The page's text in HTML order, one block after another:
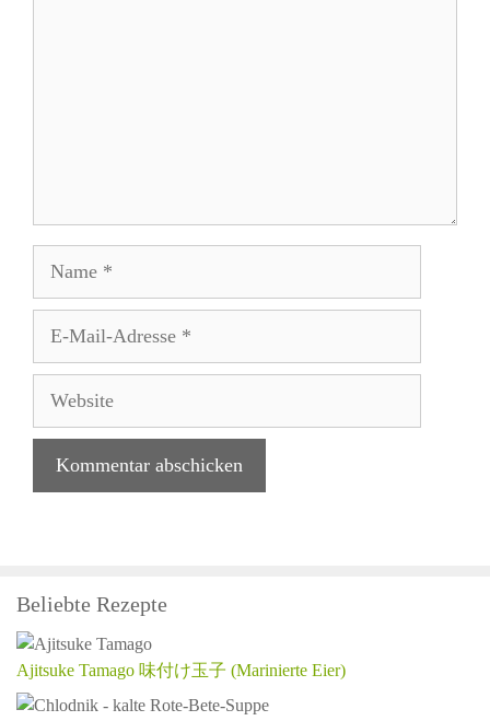
Adresse
Beliebte Rezepte
Ajitsuke Tamago 味付け玉子 (Marinierte Eier)